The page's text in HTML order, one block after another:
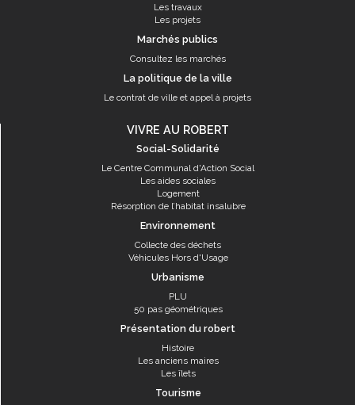
Les travaux
Les projets
Marchés publics
Consultez les marchés
La politique de la ville
Le contrat de ville et appel à projets
VIVRE AU ROBERT
Social-Solidarité
Le Centre Communal d'Action Social
Les aides sociales
Logement
Résorption de l’habitat insalubre
Environnement
Collecte des déchets
Véhicules Hors d'Usage
Urbanisme
PLU
50 pas géométriques
Présentation du robert
Histoire
Les anciens maires
Les îlets
Tourisme